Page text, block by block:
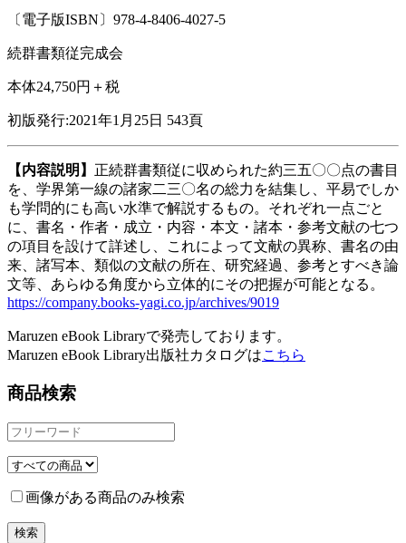
〔電子版ISBN〕978-4-8406-4027-5
続群書類従完成会
本体24,750円＋税
初版発行:2021年1月25日 543頁
【内容説明】 正続群書類従に収められた約三五〇〇点の書目
を、学界第一線の諸家二三〇名の総力を結集し、平易でしか
も学問的にも高い水準で解説するもの。それぞれ一点ごと
に、書名・作者・成立・内容・本文・諸本・参考文献の七つ
の項目を設けて詳述し、これによって文献の異称、書名の由
来、諸写本、類似の文献の所在、研究経過、参考とすべき論
文等、あらゆる角度から立体的にその把握が可能となる。
https://company.books-yagi.co.jp/archives/9019
Maruzen eBook Libraryで発売しております。
Maruzen eBook Library出版社カタログはこちら
商品検索
画像がある商品のみ検索